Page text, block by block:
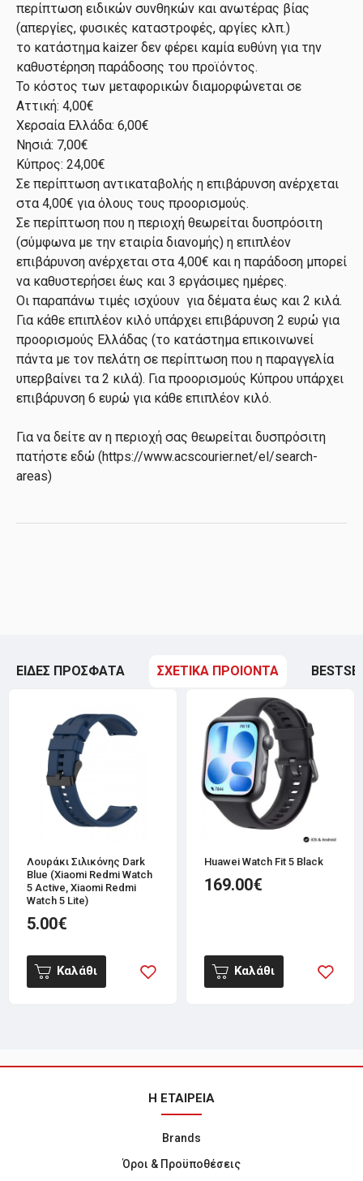
περίπτωση ειδικών συνθηκών και ανωτέρας βίας
(απεργίες, φυσικές καταστροφές, αργίες κλπ.)
το κατάστημα kaizer δεν φέρει καμία ευθύνη για την
καθυστέρηση παράδοσης του προϊόντος.
Το κόστος των μεταφορικών διαμορφώνεται σε
Αττική: 4,00€
Χερσαία Ελλάδα: 6,00€
Νησιά: 7,00€
Κύπρος: 24,00€
Σε περίπτωση αντικαταβολής η επιβάρυνση ανέρχεται
στα 4,00€ για όλους τους προορισμούς.
Σε περίπτωση που η περιοχή θεωρείται δυσπρόσιτη
(σύμφωνα με την εταιρία διανομής) η επιπλέον
επιβάρυνση ανέρχεται στα 4,00€ και η παράδοση μπορεί
να καθυστερήσει έως και 3 εργάσιμες ημέρες.
Οι παραπάνω τιμές ισχύουν για δέματα έως και 2 κιλά.
Για κάθε επιπλέον κιλό υπάρχει επιβάρυνση 2 ευρώ για
προορισμούς Ελλάδας (το κατάστημα επικοινωνεί
πάντα με τον πελάτη σε περίπτωση που η παραγγελία
υπερβαίνει τα 2 κιλά). Για προορισμούς Κύπρου υπάρχει
επιβάρυνση 6 ευρώ για κάθε επιπλέον κιλό.
Για να δείτε αν η περιοχή σας θεωρείται δυσπρόσιτη
πατήστε εδώ (https://www.acscourier.net/el/search-
areas)
ΕΙΔΕΣ ΠΡΟΣΦΑΤΑ ΣΧΕΤΙΚΑ ΠΡΟΙΟΝΤΑ
Λουράκι Σιλικόνης Dark
Blue (Xiaomi Redmi Watch
5 Active, Xiaomi Redmi
Watch 5 Lite)
5.00€
Καλάθι
Huawei Watch Fit 5 Black
169.00€
Καλάθι
Η ΕΤΑΙΡΕΙΑ
Brands
Όροι & Προϋποθέσεις